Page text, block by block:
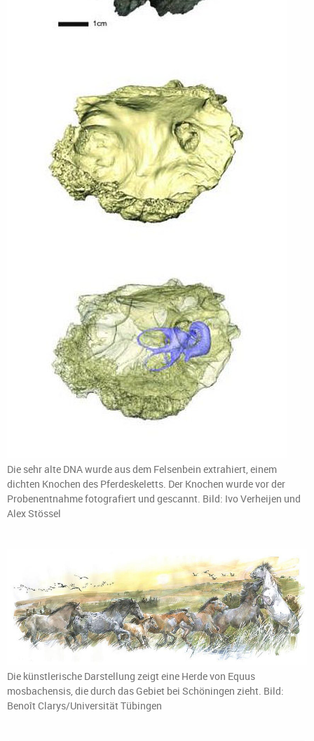
Die sehr alte DNA wurde aus dem Felsenbein extrahiert, einem
dichten Knochen des Pferdeskeletts. Der Knochen wurde vor der
Probenentnahme fotografiert und gescannt. Bild: Ivo Verheijen und
Alex Stössel
Die künstlerische Darstellung zeigt eine Herde von Equus
mosbachensis, die durch das Gebiet bei Schöningen zieht. Bild:
Benoît Clarys/Universität Tübingen